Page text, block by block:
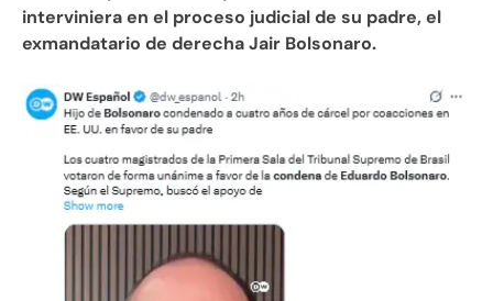
interviniera en el proceso judicial de su padre, el
exmandatario de derecha Jair Bolsonaro.